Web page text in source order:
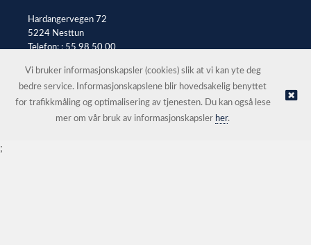
Hardangervegen 72
5224 Nesttun
Telefon: :55 98 50 00
© Kontorvarehuset Bergen AS |Nettbutikk levert av Kréatif
Vi bruker informasjonskapsler (cookies) slik at vi kan yte deg
bedre service. Informasjonskapslene blir hovedsakelig benyttet
for trafikkmåling og optimalisering av tjenesten. Du kan også lese
mer om vår bruk av informasjonskapsler her.
;